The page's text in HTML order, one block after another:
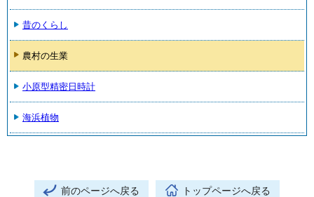
昔のくらし
農村の生業
小原型精密日時計
海浜植物
前のページへ戻る トップページへ戻る